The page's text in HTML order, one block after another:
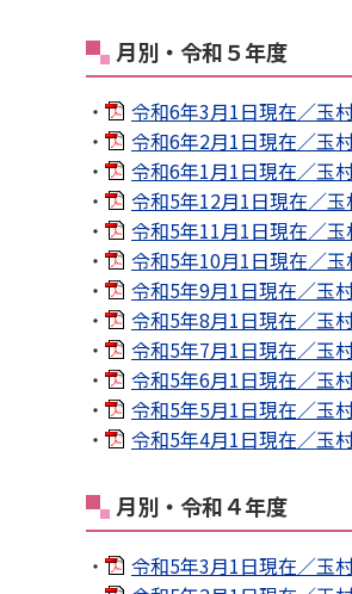
月別・令和５年度
・
令和6年3月1日現在／玉
・
令和6年2月1日現在／玉
・
令和6年1月1日現在／玉
・
令和5年12月1日現在／
・
令和5年11月1日現在／
・
令和5年10月1日現在／
・
令和5年9月1日現在／玉
・
令和5年8月1日現在／玉
・
令和5年7月1日現在／玉
・
令和5年6月1日現在／玉
・
令和5年5月1日現在／玉
・
令和5年4月1日現在／玉
月別・令和４年度
・
令和5年3月1日現在／玉